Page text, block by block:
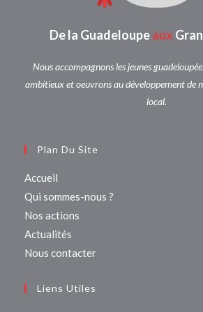
De la Guadeloupeaux
Nous accompagnons les jeunes
ambitieux et oeuvrons au développement de
local.
Plan Du Site
Accueil
Qui sommes-nous ?
Nos actions
Actualités
Nous contacter
Liens Utiles